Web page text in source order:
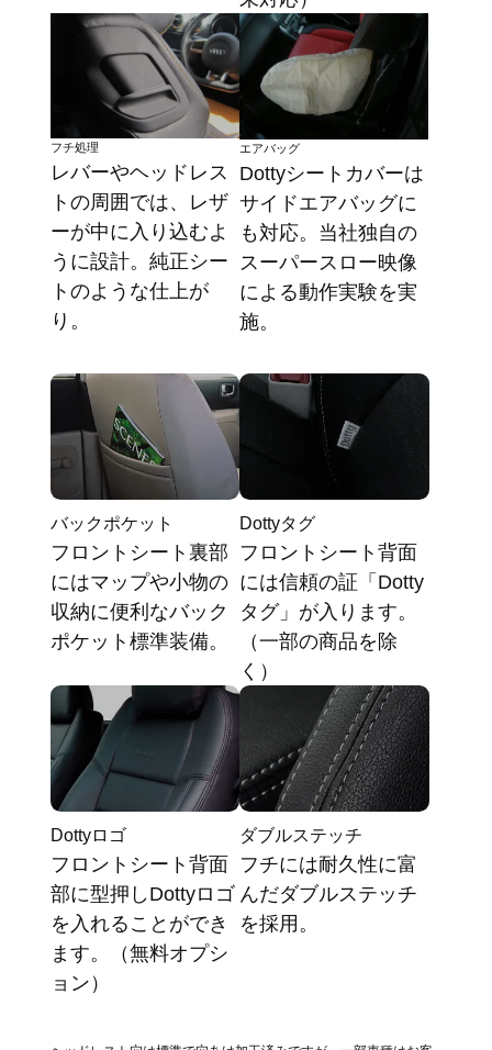
フチ処理
レバーやヘッドレス
トの周囲では、レザ
ーが中に入り込むよ
うに設計。純正シー
トのような仕上が
り。
エアバッグ
Dottyシートカバーは
サイドエアバッグに
も対応。当社独自の
スーパースロー映像
による動作実験を実
施。
バックポケット
フロントシート裏部
にはマップや小物の
収納に便利なバック
ポケット標準装備。
Dottyタグ
フロントシート背面
には信頼の証「Dotty
タグ」が入ります。
（一部の商品を除
く）
Dottyロゴ
フロントシート背面
部に型押しDottyロゴ
を入れることができ
ます。（無料オプシ
ョン）
ダブルステッチ
フチには耐久性に富
んだダブルステッチ
を採用。